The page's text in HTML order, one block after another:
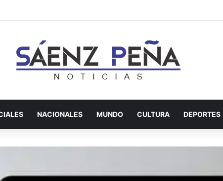
avanza con múltiples frentes de obra en distintos sectores de la ciudad
NACIONALES MUNDO CULTURA DEPORTES